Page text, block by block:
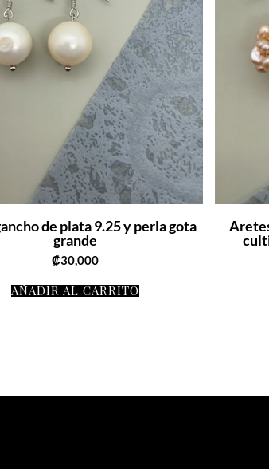
de plata 9.25 y perla gota
grande
₡30,000
AÑADIR AL CARRITO